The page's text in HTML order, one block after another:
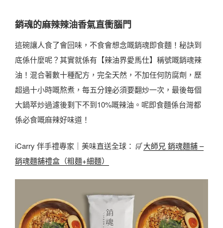
銷魂的麻辣辣油香氣直衝腦門
這碗讓人食了會回味，不食會想念嘅銷魂即食麵！秘訣到
底係什麼呢？其實就係有【辣油界愛馬仕】稱號嘅銷魂辣
油！混合著數十種配方，完全天然，不加任何防腐劑，歷
超過十小時嘅熬煮，每五分鐘必須要翻炒一次，最後每個
大鍋萃炒過濾後剩下不到10%嘅辣油。呢即食麵係台灣都
係必食嘅麻辣好味道！
iCarry 伴手禮專家｜美味直送全球： 🛒 大師兄 銷魂麵舖 –
銷魂麵舖禮盒（粗麵+細麵）